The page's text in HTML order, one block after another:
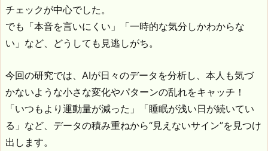
チェックが中心でした。
でも「本音を言いにくい」「一時的な気分しかわからな
い」など、どうしても見逃しがち。
今回の研究では、AIが日々のデータを分析し、本人も気づ
かないような小さな変化やパターンの乱れをキャッチ！
「いつもより運動量が減った」「睡眠が浅い日が続いてい
る」など、データの積み重ねから“見えないサイン”を見つけ
出します。